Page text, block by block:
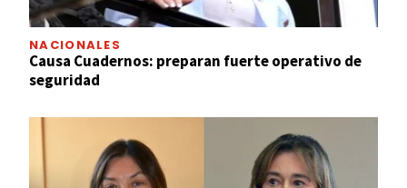
NACIONALES
Causa Cuadernos: preparan fuerte operativo de
seguridad